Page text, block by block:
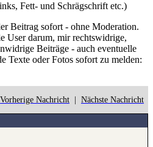
Fett- und Schrägschrift etc.)
Beitrag sofort - ohne Moderation.
User darum, mir rechtswidrige,
Beiträge - auch eventuelle
Texte oder Fotos sofort zu melden:
Vorherige Nachricht Nächste Nachricht